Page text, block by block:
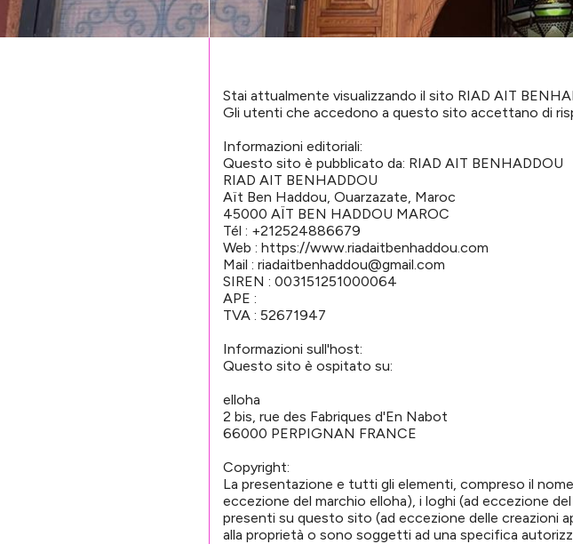
Stai attualmente visualizzando il sito RIAD AIT
Gli utenti che accedono a questo sito accettano di
Informazioni editoriali:
Questo sito è pubblicato da: RIAD AIT BENHADDOU
RIAD AIT BENHADDOU
Aït Ben Haddou, Ouarzazate, Maroc
45000 AÏT BEN HADDOU MAROC
Tél : +212524886679
Web : https://www.riadaitbenhaddou.com
Mail : riadaitbenhaddou@gmail.com
SIREN : 003151251000064
APE :
TVA : 52671947
Informazioni sull'host:
Questo sito è ospitato su:
elloha
2 bis, rue des Fabriques d'En Nabot
66000 PERPIGNAN FRANCE
Copyright:
La presentazione e tutti gli elementi, compreso il
eccezione del marchio elloha), i loghi (ad eccezione
presenti su questo sito (ad eccezione delle creazioni
alla proprietà o sono soggetti ad una specifica